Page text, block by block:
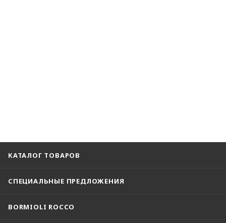
КАТАЛОГ ТОВАРОВ
СПЕЦИАЛЬНЫЕ ПРЕДЛОЖЕНИЯ
BORMIOLI ROCCO